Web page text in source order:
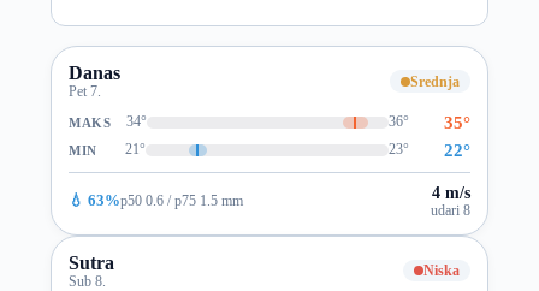
Danas
Pet 7.
Srednja
MAKS 34° 36° 35°
MIN 21° 23° 22°
💧 63%p50 0.6 / p75 1.5 mm 4 m/s
udari 8
Sutra
Sub 8.
Niska